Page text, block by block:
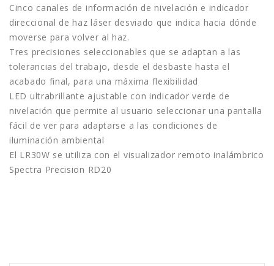
Cinco canales de información de nivelación e indicador
direccional de haz láser desviado que indica hacia dónde
moverse para volver al haz.
Tres precisiones seleccionables que se adaptan a las
tolerancias del trabajo, desde el desbaste hasta el
acabado final, para una máxima flexibilidad
LED ultrabrillante ajustable con indicador verde de
nivelación que permite al usuario seleccionar una pantalla
fácil de ver para adaptarse a las condiciones de
iluminación ambiental
El LR30W se utiliza con el visualizador remoto inalámbrico
Spectra Precision RD20